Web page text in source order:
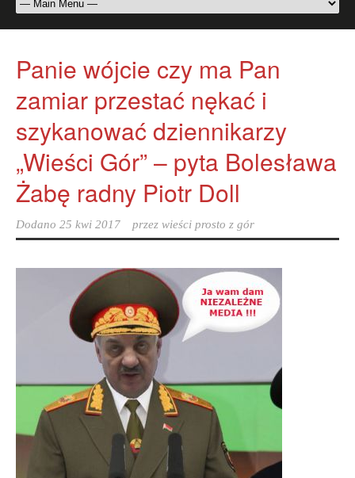
Panie wójcie czy ma Pan
zamiar przestać nękać i
szykanować dziennikarzy
„Wieści Gór” – pyta Bolesława
Żabę radny Piotr Doll
Dodano 25 kwi 2017 przez wieści prosto z gór